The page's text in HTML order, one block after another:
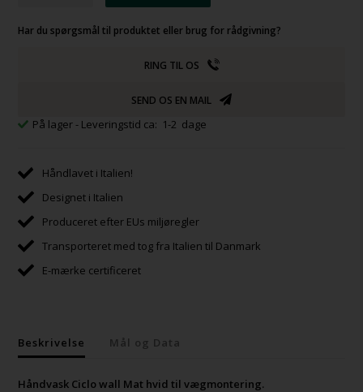
Har du spørgsmål til produktet eller brug for rådgivning?
RING TIL OS
SEND OS EN MAIL
På lager - Leveringstid ca: 1-2 dage
Håndlavet i Italien!
Designet i Italien
Produceret efter EUs miljøregler
Transporteret med tog fra Italien til Danmark
E-mærke certificeret
Beskrivelse Mål og Data
Håndvask Ciclo wall Mat hvid til vægmontering.